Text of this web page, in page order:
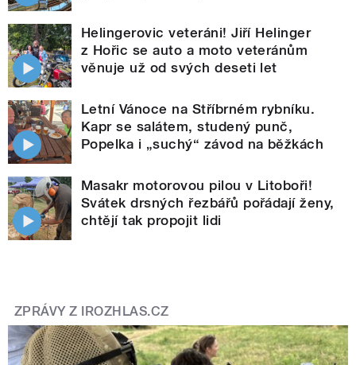
Helingerovic veteráni! Jiří Helinger
z Hořic se auto a moto veteránům
věnuje už od svých deseti let
Letní Vánoce na Stříbrném rybníku.
Kapr se salátem, studený punč,
Popelka i „suchý“ závod na běžkách
Masakr motorovou pilou v Litoboři!
Svátek drsných řezbářů pořádají ženy,
chtějí tak propojit lidi
ZPRÁVY Z IROZHLAS.CZ